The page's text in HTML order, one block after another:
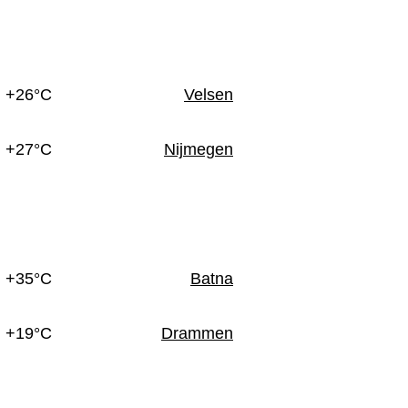
+26°C Velsen
+27°C Nijmegen
+35°C Batna
+19°C Drammen